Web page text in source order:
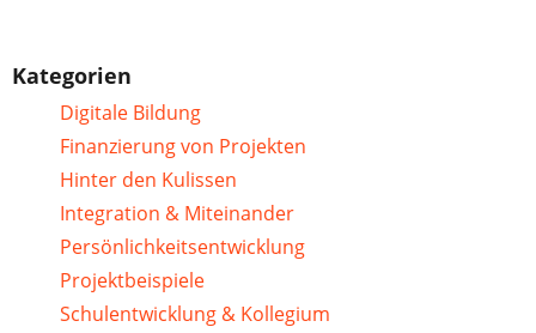
Kategorien
Digitale Bildung
Finanzierung von Projekten
Hinter den Kulissen
Integration & Miteinander
Persönlichkeitsentwicklung
Projektbeispiele
Schulentwicklung & Kollegium